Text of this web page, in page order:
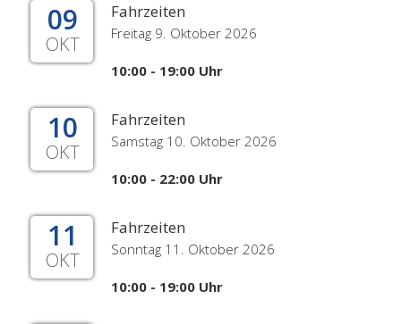
09
OKT
Fahrzeiten
Freitag 9. Oktober 2026
10:00 - 19:00 Uhr
10
OKT
Fahrzeiten
Samstag 10. Oktober 2026
10:00 - 22:00 Uhr
11
OKT
Fahrzeiten
Sonntag 11. Oktober 2026
10:00 - 19:00 Uhr